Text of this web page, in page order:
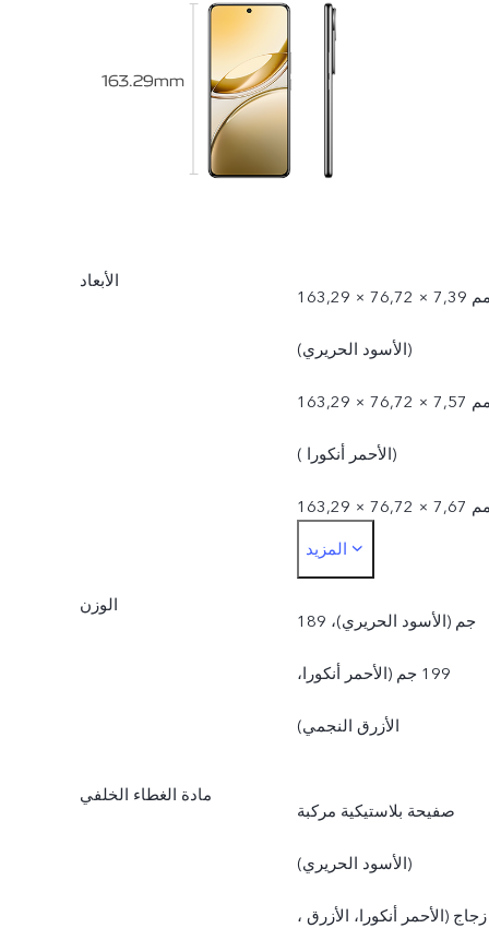
الأبعاد
163,29 × 76,72 × 7,39 مم
(الأسود الحريري)
163,29 × 76,72 × 7,57 مم
(الأحمر أنكورا )
163,29 × 76,72 × 7,67 مم
( الأزرق النجمي ) ( 256 جيجا
بايت فقت)
المزيد
الوزن
189 جم (الأسود الحريري)،
199 جم (الأحمر أنكورا،
الأزرق النجمي)
مادة الغطاء الخلفي
صفيحة بلاستيكية مركبة
(الأسود الحريري)
، زجاج (الأحمر أنكورا، الأزرق